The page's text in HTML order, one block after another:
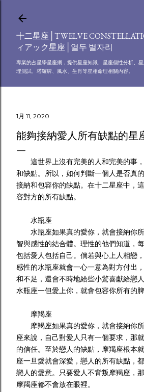
十二星座│TWELVE
ィアック星座│열두 별자리
專業的占星學星座網，提供星座知識、星座個性分析、
理測試、塔羅牌、風水、生肖等星相命理相關內容。
1月 11, 2020
能夠接納愛人所有缺點的星
這世界上沒有完美的人和完美的事
和缺點。所以，如何判斷一個人是否真
接納和包容你的缺點。在十二星座中，
容對方的所有缺點。
水瓶座
水瓶座如果真的愛你，就會接納你所
智與感性的結合體。理性的他們知道，
包括愛人包括自己。倘若與心上人相戀
感性的水瓶座就會一心一意為對方付出
和不足，還會不時地給些小驚喜獻給戀
水瓶座一但愛上你，就會包容你所有的脾
摩羯座
摩羯座如果真的愛你，就會接納你
座來說，自己對愛人只有一個要求，那
的信任。至於戀人的缺點，摩羯座根本
座一旦愛就會深愛，戀人的所有缺點，
戀人的愛意。只要愛人不背叛摩羯座，
摩羯座都不會放在眼裡。